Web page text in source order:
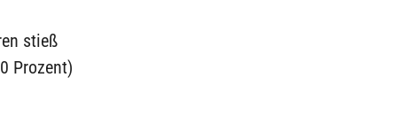
stieß
Prozent)